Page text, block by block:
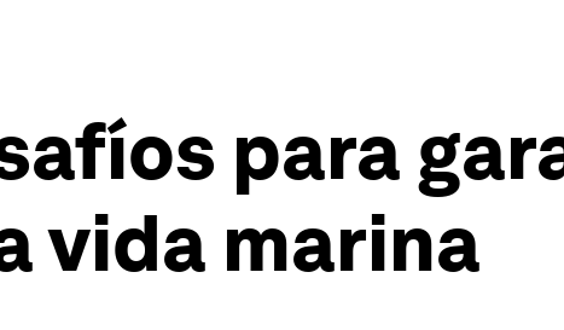
para
vida marina